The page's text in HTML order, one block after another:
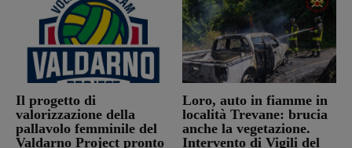
Il progetto di
valorizzazione della
pallavolo femminile del
Valdarno Project pronto
Loro, auto in fiamme in
località Trevane: brucia
anche la vegetazione.
Intervento di Vigili del